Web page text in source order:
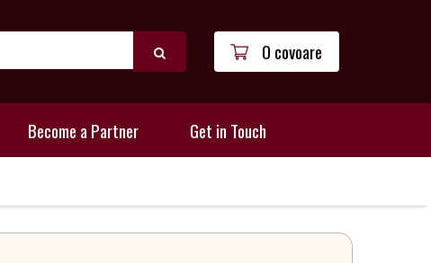
0 covoare
Become a Partner Get in Touch